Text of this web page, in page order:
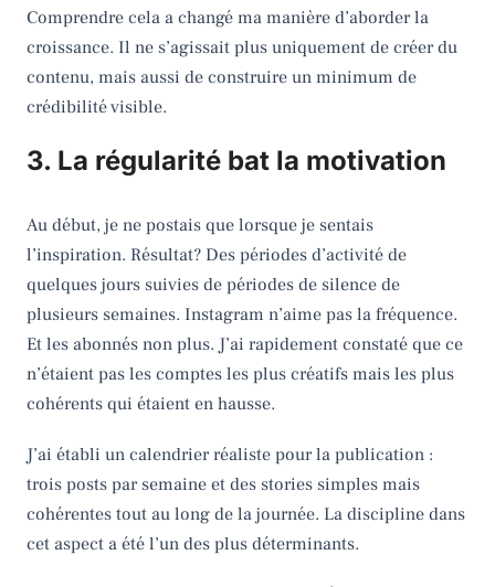
Comprendre cela a changé ma manière d’aborder la
croissance. Il ne s’agissait plus uniquement de créer du
contenu, mais aussi de construire un minimum de
crédibilité visible.
3. La régularité bat la motivation
Au début, je ne postais que lorsque je sentais
l’inspiration. Résultat? Des périodes d’activité de
quelques jours suivies de périodes de silence de
plusieurs semaines. Instagram n’aime pas la fréquence.
Et les abonnés non plus. J’ai rapidement constaté que ce
n’étaient pas les comptes les plus créatifs mais les plus
cohérents qui étaient en hausse.
J’ai établi un calendrier réaliste pour la publication :
trois posts par semaine et des stories simples mais
cohérentes tout au long de la journée. La discipline dans
cet aspect a été l’un des plus déterminants.